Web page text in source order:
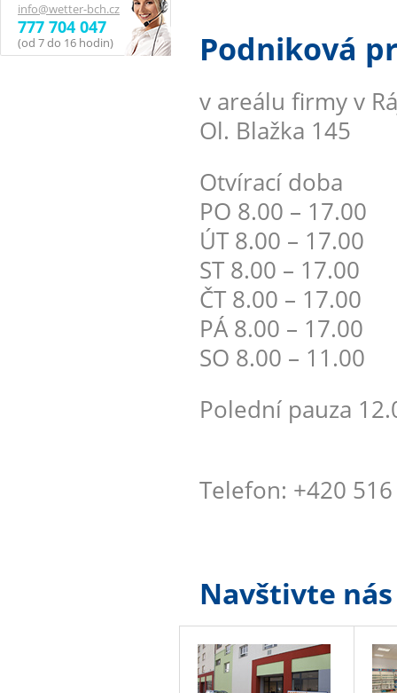
info@wetter-bch.cz
777 704 047
(od 7 do 16 hodin) Podniková
v areálu firmy v
Ol. Blažka 145
Otvírací doba
PO 8.00 – 17.00
ÚT 8.00 – 17.00
ST 8.00 – 17.00
ČT 8.00 – 17.00
PÁ 8.00 – 17.00
SO 8.00 – 11.00
Polední pauza
Telefon: +420
Navštivte